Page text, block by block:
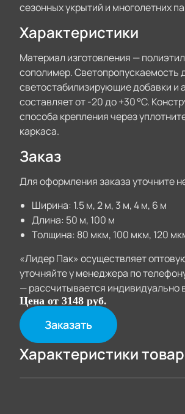
сезонных укрытий и многолетних
Характеристики
Материал изготовления —
сополимер. Светопропускаемость
светостабилизирующие добавки и
составляет от -20 до +30 °C.
способа крепления через
каркаса.
Заказ
Для оформления заказа уточните
Ширина: 1.5 м, 2 м, 3 м, 4 м, 6 м
Длина: 50 м, 100 м
Толщина: 80 мкм, 100 мкм, 120
«Лидер Пак» осуществляет
уточняйте у менеджера по
— рассчитывается индивидуально
Цена от 3148 руб.
Заказать
Характеристики